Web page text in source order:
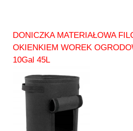
DONICZKA MATERIAŁOWA
OKIENKIEM WOREK
10Gal 45L